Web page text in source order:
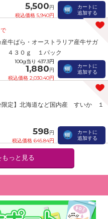
5,500円
税込価格 5,940円
カートに
追加する
牛ばら・オーストラリア産牛サガ
４３０ｇ １パック
100g当り 437.3円
1,880円
税込価格 2,030.40円
カートに
追加する
限定】北海道など国内産 すいか １
598円
税込価格 645.84円
カートに
追加する
もっと見る